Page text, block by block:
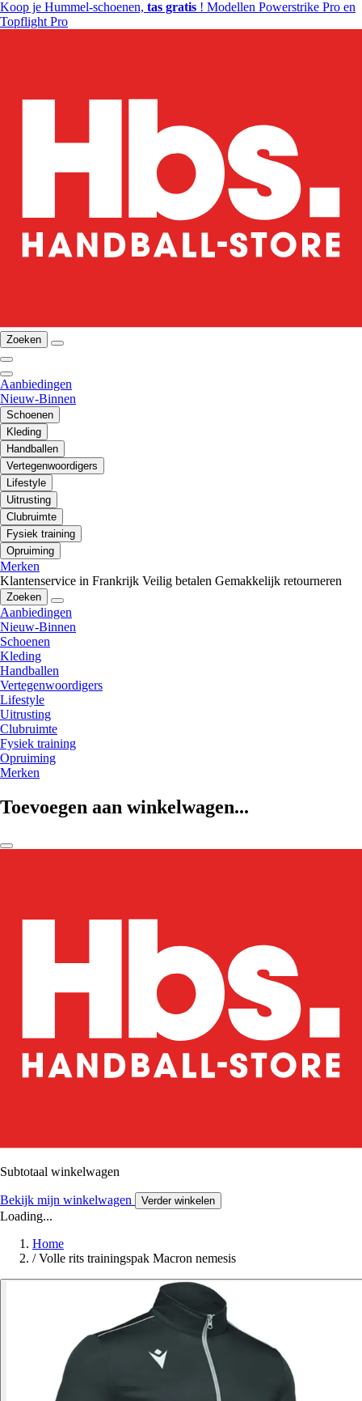
Koop je Hummel-schoenen, tas gratis ! Modellen Powerstrike Pro en
Topflight Pro
Zoeken
Aanbiedingen
Nieuw-Binnen
Schoenen
Kleding
Handballen
Vertegenwoordigers
Lifestyle
Uitrusting
Clubruimte
Fysiek training
Opruiming
Merken
Klantenservice in Frankrijk Veilig betalen Gemakkelijk retourneren
Zoeken
Aanbiedingen
Nieuw-Binnen
Schoenen
Kleding
Handballen
Vertegenwoordigers
Lifestyle
Uitrusting
Clubruimte
Fysiek training
Opruiming
Merken
Toevoegen aan winkelwagen...
Subtotaal winkelwagen
Bekijk mijn winkelwagen Verder winkelen
Loading...
Home
/ Volle rits trainingspak Macron nemesis